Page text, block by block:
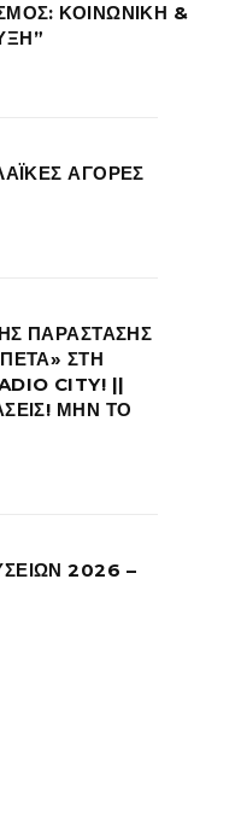
ΚΟΙΝΩΝΙΚΗ &
ΑΓΟΡΕΣ
ΠΑΡΑΣΤΑΣΗΣ
ΣΤΗ
CITY! ||
ΜΗΝ ΤΟ
2026 –